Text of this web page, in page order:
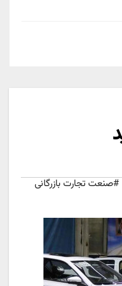
#صنعت تجارت بازرگانی